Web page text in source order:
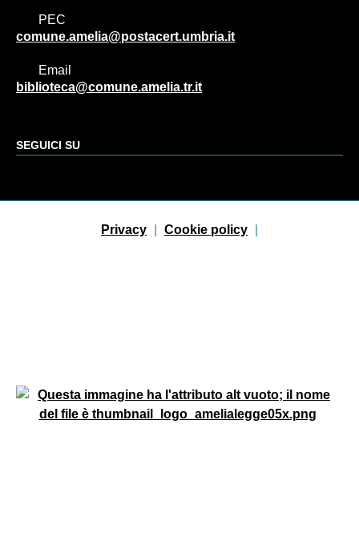
PEC
comune.amelia@postacert.umbria.it
Email
biblioteca@comune.amelia.tr.it
SEGUICI SU
Sezione Link Utili
Privacy Cookie policy